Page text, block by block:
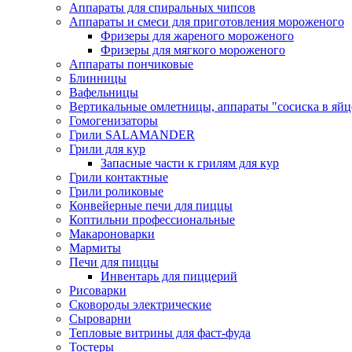
Аппараты для спиральных чипсов
Аппараты и смеси для приготовления мороженого
Фризеры для жареного мороженого
Фризеры для мягкого мороженого
Аппараты пончиковые
Блинницы
Вафельницы
Вертикальные омлетницы, аппараты "сосиска в
Гомогенизаторы
Грили SALAMANDER
Грили для кур
Запасные части к грилям для кур
Грили контактные
Грили роликовые
Конвейерные печи для пиццы
Коптильни профессиональные
Макароноварки
Мармиты
Печи для пиццы
Инвентарь для пиццерий
Рисоварки
Сковороды электрические
Сыроварни
Тепловые витрины для фаст-фуда
Тостеры